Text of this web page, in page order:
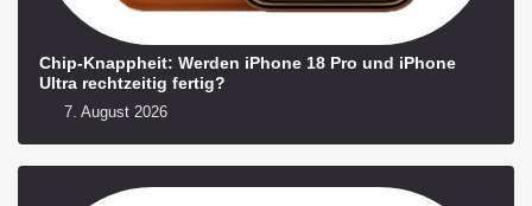
Chip-Knappheit: Werden iPhone 18 Pro und iPhone
Ultra rechtzeitig fertig?
7. August 2026